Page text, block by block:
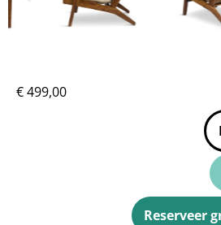
€499,00
Reserveer